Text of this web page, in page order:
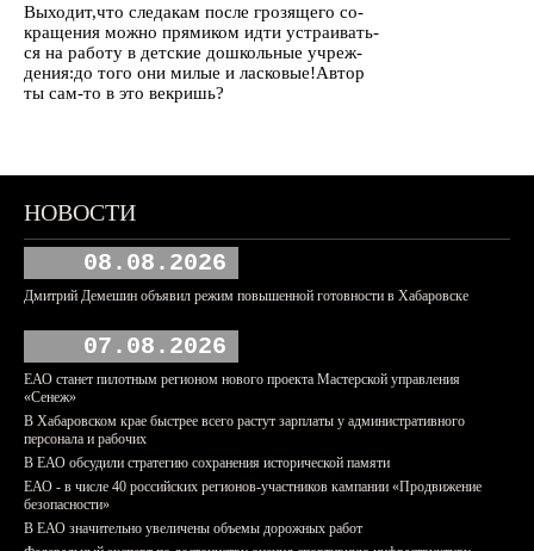
Выходит,что следакам после грозящего со-
кращения можно прямиком идти устраивать-
ся на работу в детские дошкольные учреж-
дения:до того они милые и ласковые!Автор
ты сам-то в это векришь?
НОВОСТИ
08.08.2026
Дмитрий Демешин объявил режим повышенной готовности в Хабаровске
07.08.2026
ЕАО станет пилотным регионом нового проекта Мастерской управления
«Сенеж»
В Хабаровском крае быстрее всего растут зарплаты у административного
персонала и рабочих
В ЕАО обсудили стратегию сохранения исторической памяти
ЕАО - в числе 40 российских регионов-участников кампании «Продвижение
безопасности»
В ЕАО значительно увеличены объемы дорожных работ